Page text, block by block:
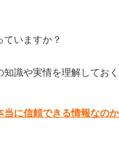
いますか？
識や実情を理解してお
当に信頼できる情報なの